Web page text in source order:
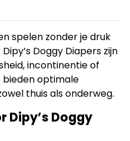
spelen zonder je druk
Doggy Diapers zijn
incontinentie of
bieden optimale
thuis als onderweg.
Dipy’s Doggy